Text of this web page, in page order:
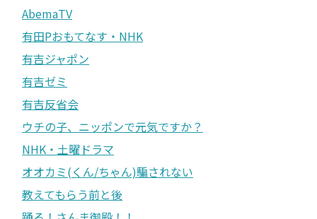
AbemaTV
有田Pおもてなす・NHK
有吉ジャポン
有吉ゼミ
有吉反省会
ウチの子、ニッポンで元気ですか？
NHK・土曜ドラマ
オオカミ(くん/ちゃん)騙されない
教えてもらう前と後